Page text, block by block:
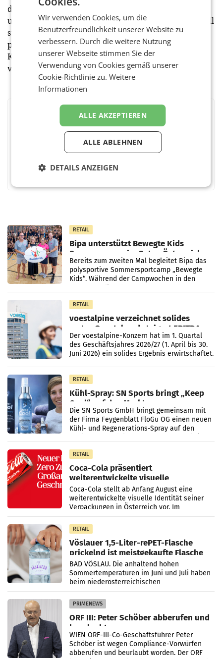
durchschlagen werden, ist absehbar und
unabdingbar. Die für das Jahr 2022, aufgrund generell
steigender Rohstoff- und Verpackungspreise,
prognostizierten Teuerungen werden durch den
Krieg in der Ukraine damit noch zusätzlich deutlich
verschärft. (red)
BEWERTEN SIE DIESEN ARTIKEL
FacebookTwitterMessengerWhatsAppLinkedIn
RETAIL
Bipa unterstützt Bewegte Kids
Sommercamps im Osten Österreichs
Bereits zum zweiten Mal begleitet Bipa das
polysportive Sommersportcamp „Bewegte
Kids“. Während der Campwochen in den
RETAIL
voestalpine verzeichnet solides
erstes Quartal und steigert EBITDA
Der voestalpine-Konzern hat im 1. Quartal
des Geschäftsjahres 2026/27 (1. April bis 30.
Juni 2026) ein solides Ergebnis erwirtschaftet.
RETAIL
Kühl-Spray: SN Sports bringt „Keep
Cool“ auf den Markt
Die SN Sports GmbH bringt gemeinsam mit
der Firma Feygenblatt FloGu OG einen neuen
Kühl- und Regenerations-Spray auf den
RETAIL
Coca-Cola präsentiert
weiterentwickelte visuelle
Markenidentität
Coca-Cola stellt ab Anfang August eine
weiterentwickelte visuelle Identität seiner
Verpackungen in Österreich vor. Im
Mittelpunkt des Redesigns stehen zentrale
Gestaltungselemente
RETAIL
Vöslauer 1,5-Liter-rePET-Flasche
prickelnd ist meistgekaufte Flasche
Österreichs
BAD VÖSLAU. Die anhaltend hohen
Sommertemperaturen im Juni und Juli haben
beim niederösterreichischen
Getränkehersteller Vöslauer zu deutlichen
Absatzzuwächsen geführt. Während
PRIMENEWS
ORF III: Peter Schöber abberufen und
beurlaubt
WIEN ORF-III-Co-Geschäftsführer Peter
Schöber ist wegen Compliance-Vorwürfen
abberufen und beurlaubt worden. Der ORF
Wir verwenden Cookies, um die
Benutzerfreundlichkeit unserer Website zu
verbessern. Durch die weitere Nutzung
unserer Webseite stimmen Sie der
Verwendung von Cookies gemäß unserer
Cookie-Richtlinie zu.Weitere
Informationen
ALLE AKZEPTIEREN
ALLE ABLEHNEN
DETAILS ANZEIGEN